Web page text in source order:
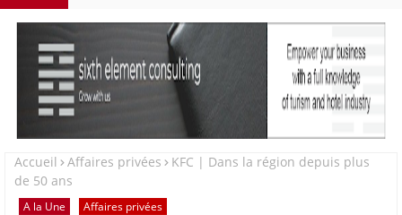
Accueil Affaires privées
KFC | Dans la région depuis plus
de 50 ans
A la Une Affaires privées